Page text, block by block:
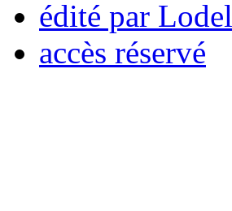
édité par Lodel
accès réservé